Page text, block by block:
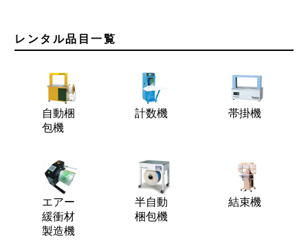
レンタル品目一覧
自動梱
包機
計数機 帯掛機
エアー
緩衝材
製造機
半自動
梱包機
結束機